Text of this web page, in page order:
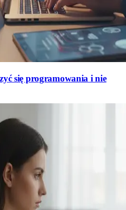
się programowania i nie